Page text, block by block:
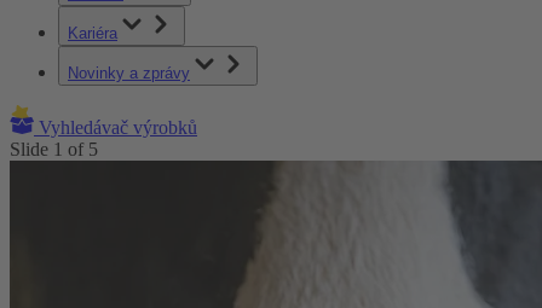
Kariéra
Novinky a zprávy
Vyhledávač výrobků
Slide 1 of 5